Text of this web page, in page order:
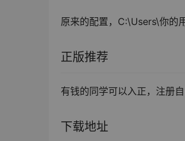
原来的配置，C:\Users\你的
正版推荐
有钱的同学可以入正，注册自
下载地址